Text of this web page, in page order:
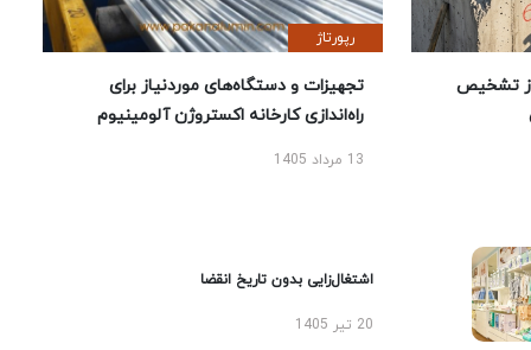
تشخیص
رپورتاژ
تجهیزات و دستگاه‌های موردنیاز برای
راه‌اندازی کارخانه اکستروژن آلومینیوم
13 مرداد 1405
اشتغال‌زایی بدون تاریخ انقضا
20 تیر 1405